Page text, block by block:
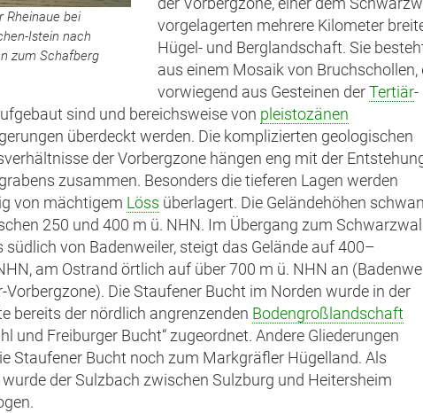
Rheinaue bei
Istein nach
zum Schafberg
der Vorbergzone, einer dem
vorgelagerten mehrere Kilometer
Hügel- und Berglandschaft. Sie
aus einem Mosaik von Bruchschollen,
vorwiegend aus Gesteinen derTertiär-
sind und bereichsweise von pleistozänen
überdeckt werden. Die komplizierten geologischen
der Vorbergzone hängen eng mit der
zusammen. Besonders die tieferen Lagen werden
von mächtigem Löss überlagert. Die Geländehöhen
250 und 400 m ü. NHN. Im Übergang zum
südlich von Badenweiler, steigt das Gelände auf 400–
am Ostrand örtlich auf über 700 m ü. NHN an
Vorbergzone). Die Staufener Bucht im Norden wurde in der
bereits der nördlich angrenzenden Bodengroßlandschaft
und Freiburger Bucht“ zugeordnet. Andere Gliederungen
Staufener Bucht noch zum Markgräfler Hügelland. Als
wurde der Sulzbach zwischen Sulzburg und Heitersheim